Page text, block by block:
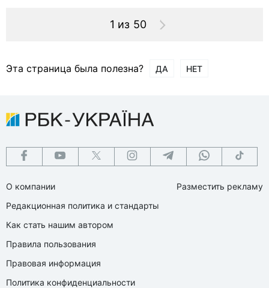
1 из 50
Эта страница была полезна? ДА НЕТ
О компании
Редакционная политика и стандарты
Как стать нашим автором
Правила пользования
Правовая информация
Политика конфиденциальности
Разместить рекламу